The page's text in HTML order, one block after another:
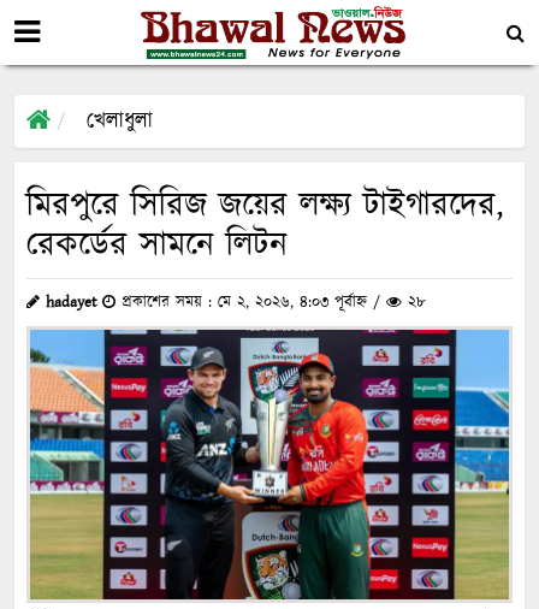
খেলাধুলা
মিরপুরে সিরিজ জয়ের লক্ষ্য টাইগারদের,
রেকর্ডের সামনে লিটন
hadayet প্রকাশের সময় : মে ২, ২০২৬, ৪:০৩ পূর্বাহ্ন / ২৮